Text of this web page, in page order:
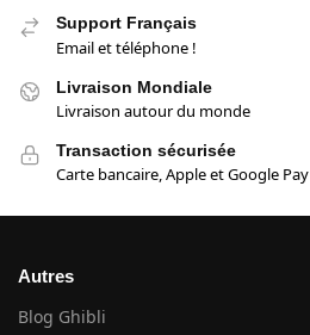
Support Français
Email et téléphone !
Livraison Mondiale
Livraison autour du monde
Transaction sécurisée
Carte bancaire, Apple et Google Pay
Autres
Blog Ghibli